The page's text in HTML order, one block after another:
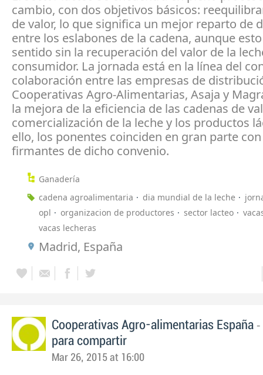
cambio, con dos objetivos básicos:
de valor, lo que significa un mejor reparto de
entre los eslabones de la cadena, aunque
sentido sin la recuperación del valor de la
consumidor. La jornada está en la línea del
colaboración entre las empresas de
Cooperativas Agro-Alimentarias, Asaja y
la mejora de la eficiencia de las cadenas de
comercialización de la leche y los productos
ello, los ponentes coinciden en gran parte
firmantes de dicho convenio.
Ganadería
cadena agroalimentaria
dia mundial de la leche
opl
organizacion de productores sector lacteo
vacas lecheras
Madrid, España
Cooperativas Agro-alimentarias España -
para compartir
Mar 26, 2015 at 16:00